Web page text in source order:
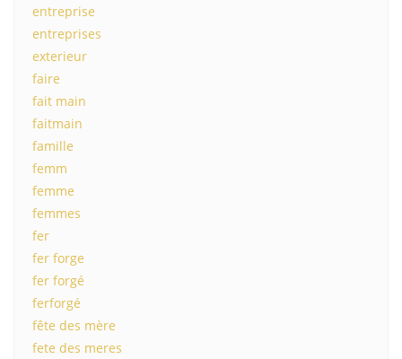
entreprise
entreprises
exterieur
faire
fait main
faitmain
famille
femm
femme
femmes
fer
fer forge
fer forgé
ferforgé
fête des mère
fete des meres